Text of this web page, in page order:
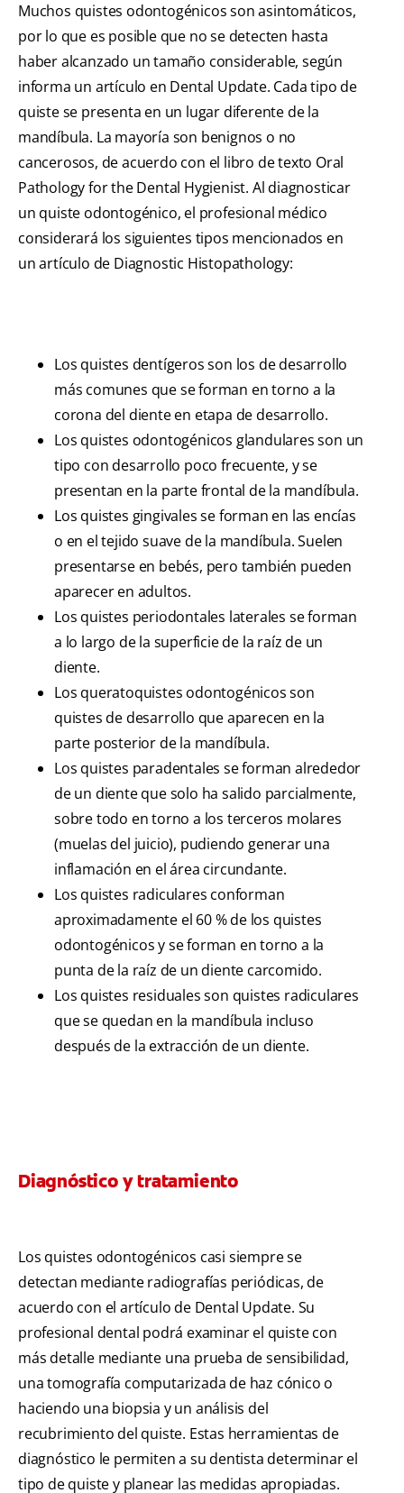
Muchos quistes odontogénicos son asintomáticos,
por lo que es posible que no se detecten hasta
haber alcanzado un tamaño considerable, según
informa un artículo en Dental Update. Cada tipo de
quiste se presenta en un lugar diferente de la
mandíbula. La mayoría son benignos o no
cancerosos, de acuerdo con el libro de texto Oral
Pathology for the Dental Hygienist. Al diagnosticar
un quiste odontogénico, el profesional médico
considerará los siguientes tipos mencionados en
un artículo de Diagnostic Histopathology:
Los quistes dentígeros son los de desarrollo
más comunes que se forman en torno a la
corona del diente en etapa de desarrollo.
Los quistes odontogénicos glandulares son un
tipo con desarrollo poco frecuente, y se
presentan en la parte frontal de la mandíbula.
Los quistes gingivales se forman en las encías
o en el tejido suave de la mandíbula. Suelen
presentarse en bebés, pero también pueden
aparecer en adultos.
Los quistes periodontales laterales se forman
a lo largo de la superficie de la raíz de un
diente.
Los queratoquistes odontogénicos son
quistes de desarrollo que aparecen en la
parte posterior de la mandíbula.
Los quistes paradentales se forman alrededor
de un diente que solo ha salido parcialmente,
sobre todo en torno a los terceros molares
(muelas del juicio), pudiendo generar una
inflamación en el área circundante.
Los quistes radiculares conforman
aproximadamente el 60 % de los quistes
odontogénicos y se forman en torno a la
punta de la raíz de un diente carcomido.
Los quistes residuales son quistes radiculares
que se quedan en la mandíbula incluso
después de la extracción de un diente.
Diagnóstico y tratamiento
Los quistes odontogénicos casi siempre se
detectan mediante radiografías periódicas, de
acuerdo con el artículo de Dental Update. Su
profesional dental podrá examinar el quiste con
más detalle mediante una prueba de sensibilidad,
una tomografía computarizada de haz cónico o
haciendo una biopsia y un análisis del
recubrimiento del quiste. Estas herramientas de
diagnóstico le permiten a su dentista determinar el
tipo de quiste y planear las medidas apropiadas.